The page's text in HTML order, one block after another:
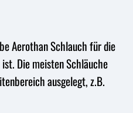
Aerothan Schlauch für die
Die meisten Schläuche
ausgelegt, z.B.